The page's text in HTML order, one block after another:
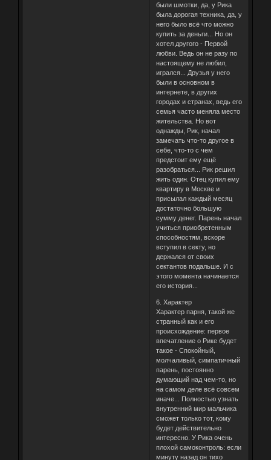
были шмотки, да, у Рика
была дорогая техника, да, у
него было всё что можно
купить за деньги... Но он
хотел другого - Первой
любви. Ведь он не разу по
настоящему не любил,
игрался... Друзья у него
были в основном в
интернете, в других
городах и странах, ведь его
семья часто меняла место
жительства. Но вот
однажды, Рик, начал
замечать что-то другое в
себе, что-то с чем
предстоит ему ещё
разобраться... Рик решил
жить один. Отец купил ему
квартиру в Москве и
присылал каждый месяц
достаточно большую
сумму денег. Парень начал
учиться приобретенным
способностям, вскоре
вступил в секту, но
держался от своих
сектантов подальше. И с
этого момента начинается
его история...
6. Характер
Характер парня, такой же
странный как и его
происхождение: первое
впечатление о Рике будет
такое - Спокойный,
молчаливый, симпатичный
парень, постоянно
думающий над чем-то, но
на самом деле всё совсем
иначе... Полностью узнать
внутренний мир мальчика
сможет только тот, кому
будет действительно
интересно. У Рика очень
плохой самоконтроль: если
минуту назад он тихо